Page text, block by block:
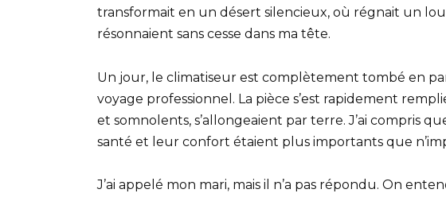
transformait en un désert silencieux, où régnait un
résonnaient sans cesse dans ma tête.
Un jour, le climatiseur est complètement tombé en
voyage professionnel. La pièce s’est rapidement
et somnolents, s’allongeaient par terre. J’ai compris
santé et leur confort étaient plus importants que
J’ai appelé mon mari, mais il n’a pas répondu. On